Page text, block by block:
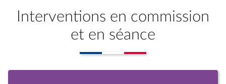
Interventions en commission
et en séance